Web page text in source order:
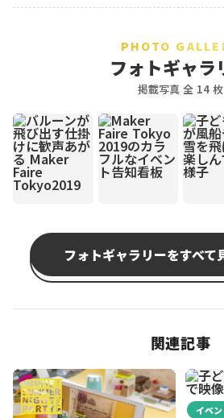
PHOTO
フォトギャラ
掲載写真 全 14 枚
フォトギャラリーをすべて
関連記事
イベン